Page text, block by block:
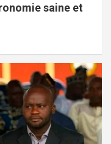
saine et